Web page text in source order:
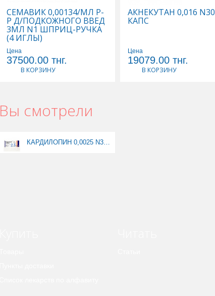
СЕМАВИК 0,00134/МЛ Р-
Р Д/ПОДКОЖНОГО ВВЕД
3МЛ N1 ШПРИЦ-РУЧКА
(4 ИГЛЫ)
Цена
37500.00 тнг.
В КОРЗИНУ
АКНЕКУТАН 0,016 N30
КАПС
Цена
19079.00 тнг.
В КОРЗИНУ
Вы смотрели
КАРДИЛОПИН 0,0025 N30 ТАБЛ